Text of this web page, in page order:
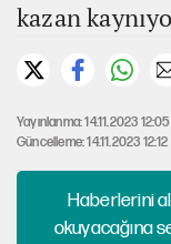
kazan
Yayınlanma: 14.11.2023 12:05
Güncelleme: 14.11.2023 12:12
Haberlerini
okuyacağına